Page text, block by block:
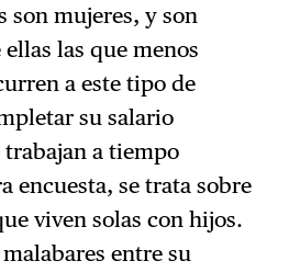
son mujeres, y son
las que menos
a este tipo de
su salario
a tiempo
encuesta, se trata sobre
viven solas con hijos.
entre su